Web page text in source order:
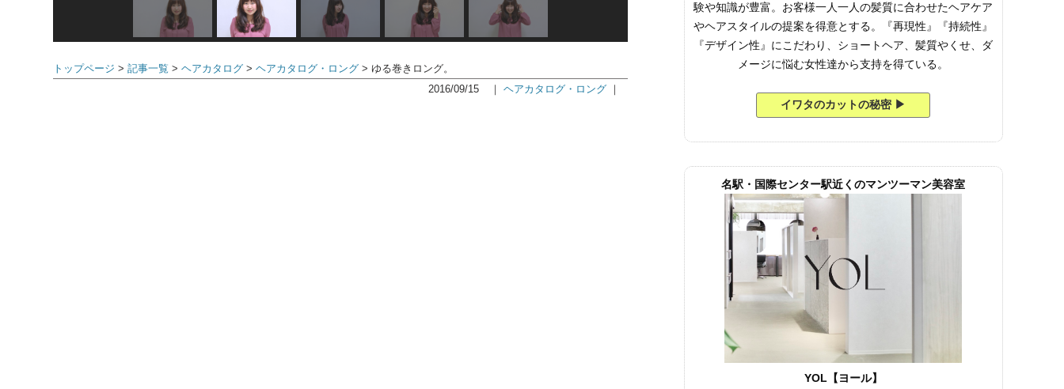
トップページ 記事一覧 ヘアカタログ ヘアカタログ・ロング
ゆる巻きロング。
2016/09/15
｜ ヘアカタログ・ロング｜
験や知識が豊富。お客様一人一人の髪質に合わせたヘアケア
やヘアスタイルの提案を得意とする。『再現性』『持続性』
『デザイン性』にこだわり、ショートヘア、髪質やくせ、ダ
メージに悩む女性達から支持を得ている。
イワタのカットの秘密 ▶︎
名駅・国際センター駅近くのマンツーマン美容室
YOL【ヨール】